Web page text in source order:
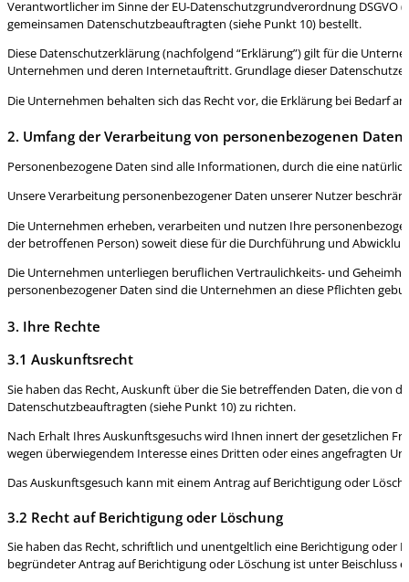
Verantwortlicher im Sinne der EU-Datenschutzgrundverordnung DSGVO
gemeinsamen Datenschutzbeauftragten (siehe Punkt 10) bestellt.
Diese Datenschutzerklärung (nachfolgend “Erklärung”) gilt für die
Unternehmen und deren Internetauftritt. Grundlage dieser
Die Unternehmen behalten sich das Recht vor, die Erklärung bei Bedarf
2. Umfang der Verarbeitung von personenbezogenen Daten
Personenbezogene Daten sind alle Informationen, durch die eine
Unsere Verarbeitung personenbezogener Daten unserer Nutzer
Die Unternehmen erheben, verarbeiten und nutzen Ihre
der betroffenen Person) soweit diese für die Durchführung und
Die Unternehmen unterliegen beruflichen Vertraulichkeits- und
personenbezogener Daten sind die Unternehmen an diese Pflichten
3. Ihre Rechte
3.1 Auskunftsrecht
Sie haben das Recht, Auskunft über die Sie betreffenden Daten, die von
Datenschutzbeauftragten (siehe Punkt 10) zu richten.
Nach Erhalt Ihres Auskunftsgesuchs wird Ihnen innert der gesetzlichen
wegen überwiegendem Interesse eines Dritten oder eines angefragten
Das Auskunftsgesuch kann mit einem Antrag auf Berichtigung oder
3.2 Recht auf Berichtigung oder Löschung
Sie haben das Recht, schriftlich und unentgeltlich eine Berichtigung
begründeter Antrag auf Berichtigung oder Löschung ist unter Beischluss